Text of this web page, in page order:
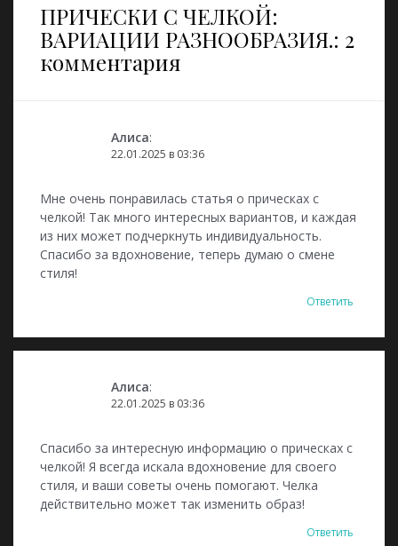
ПРИЧЕСКИ С ЧЕЛКОЙ:
ВАРИАЦИИ РАЗНООБРАЗИЯ.: 2
комментария
Алиса:
22.01.2025 в 03:36
Мне очень понравилась статья о прическах с
челкой! Так много интересных вариантов, и каждая
из них может подчеркнуть индивидуальность.
Спасибо за вдохновение, теперь думаю о смене
стиля!
Ответить
Алиса:
22.01.2025 в 03:36
Спасибо за интересную информацию о прическах с
челкой! Я всегда искала вдохновение для своего
стиля, и ваши советы очень помогают. Челка
действительно может так изменить образ!
Ответить